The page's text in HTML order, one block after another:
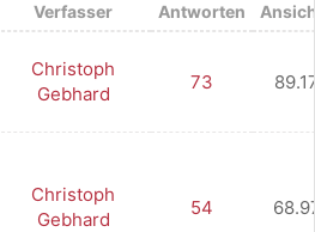
Verfasser Antworten
Christoph
Gebhard
73
Christoph
Gebhard
54